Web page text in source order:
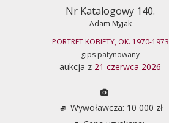
Nr Katalogowy 140.
Adam Myjak
PORTRET KOBIETY, OK. 1970-1973
gips patynowany
aukcja z 21 czerwca 2026
Wywoławcza: 10 000 zł